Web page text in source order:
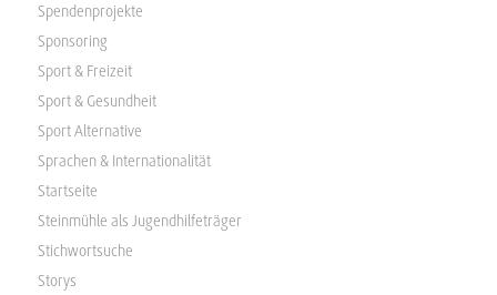
Spendenprojekte
Sponsoring
Sport & Freizeit
Sport & Gesundheit
Sport Alternative
Sprachen & Internationalität
Startseite
Steinmühle als Jugendhilfeträger
Stichwortsuche
Storys